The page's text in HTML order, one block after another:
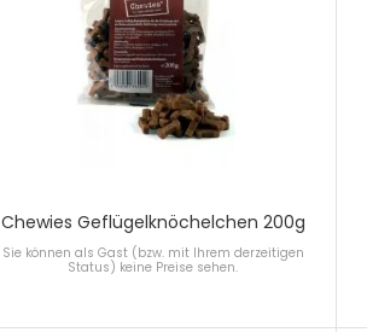
Chewies Geflügelknöchelchen 200g
Sie können als Gast (bzw. mit Ihrem derzeitigen
Status) keine Preise sehen.